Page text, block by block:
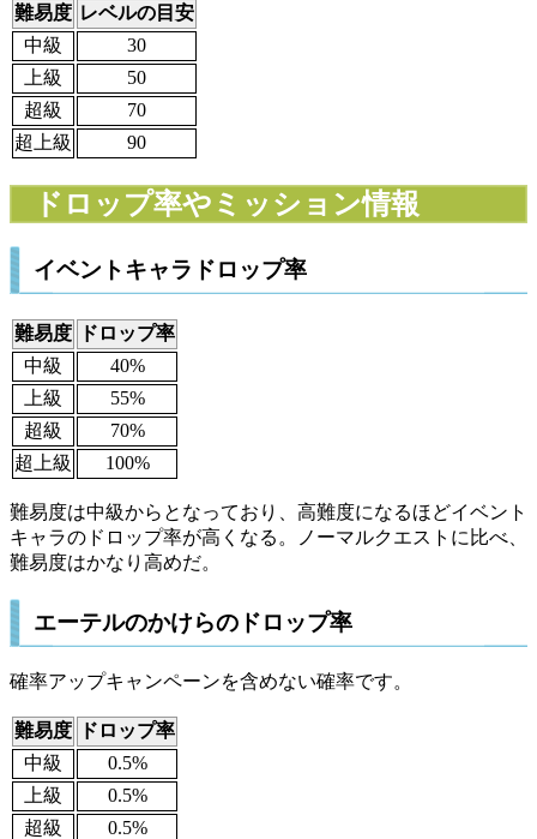
難易度 レベルの目安
中級
30
上級
50
超級
70
超上級
90
ドロップ率やミッション情報
イベントキャラドロップ率
難易度
ドロップ率
中級
40%
上級
55%
超級
70%
超上級
100%
難易度は中級からとなっており、高難度になるほどイベント
キャラのドロップ率が高くなる。ノーマルクエストに比べ、
難易度はかなり高めだ。
エーテルのかけらのドロップ率
確率アップキャンペーンを含めない確率です。
難易度
ドロップ率
中級
0.5%
上級
0.5%
超級
0.5%